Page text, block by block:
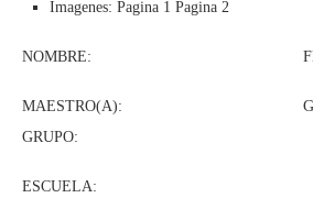
Imagenes: Pagina 1 Pagina 2
NOMBRE:
MAESTRO(A):
GRUPO:
ESCUELA: